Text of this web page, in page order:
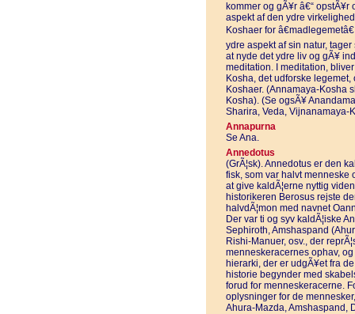
kommer og gÃ¥r â€“ opstÃ¥r
aspekt af den ydre
Koshaer for
ydre aspekt af sin natur,
at nyde det ydre liv og gÃ¥
meditation. I meditation,
Kosha, det udforske
Koshaer. (Annamaya-Kosha
Kosha). (Se ogsÃ¥
Sharira, Veda, Vijnanamaya-
Annapurna
Se Ana.
Annedotus
(GrÃ¦sk). Annedotus er den
fisk, som var halvt menneske
at give kaldÃ¦erne nyttig
historikeren Berosus rejste
halvdÃ¦mon med navnet
Der var ti og syv kaldÃ¦iske
Sephiroth, Amshaspand
Rishi-Manuer, osv., der
menneskeracernes ophav,
hierarki, der er udgÃ¥et fra
historie begynder med
forud for menneskeracerne.
oplysninger for de
Ahura-Mazda, Amshaspand,